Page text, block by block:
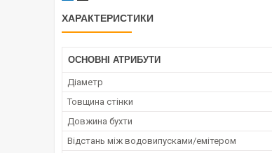
ХАРАКТЕРИСТИКИ
ОСНОВНІ АТРИБУТИ
Діаметр
Товщина стінки
Довжина бухти
Відстань між водовипусками/емітером